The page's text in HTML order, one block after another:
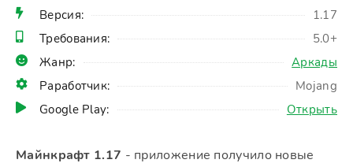
Версия:
1.17
Требования:
5.0+
Жанр:
Аркады
Раработчик:
Mojang
Google Play:
Открыть
Майнкрафт 1.17 - приложение получило новые